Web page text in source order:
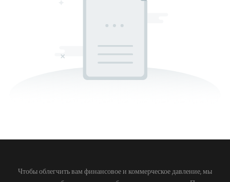
Чтобы облегчить вам финансовое и коммерческое давление, мы